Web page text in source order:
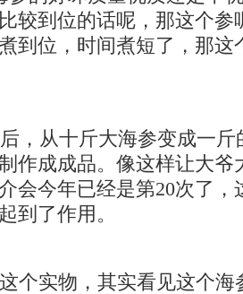
较到位的话呢，那这个参
到位，时间煮短了，那这
，从十斤大海参变成一斤
作成成品。像这样让大爷
会今年已经是第20次了
到了作用。
个实物，其实看见这个海